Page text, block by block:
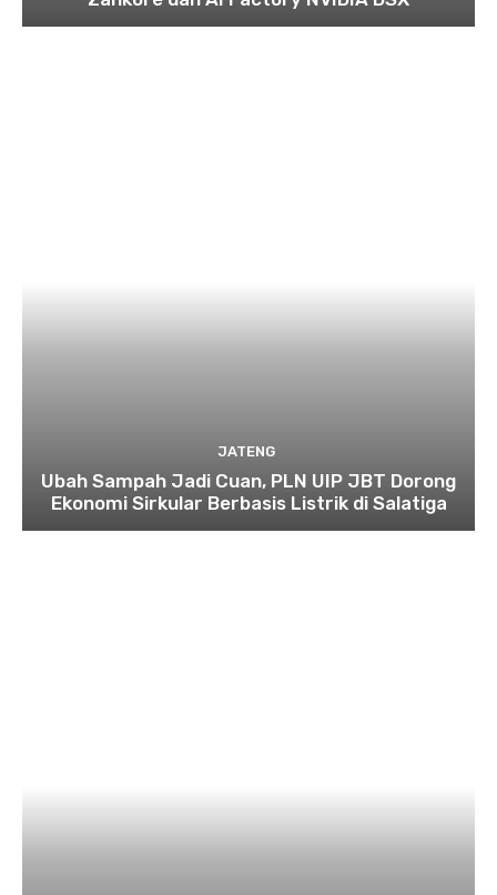
JATENG
Ubah Sampah Jadi Cuan, PLN UIP JBT Dorong
Ekonomi Sirkular Berbasis Listrik di Salatiga